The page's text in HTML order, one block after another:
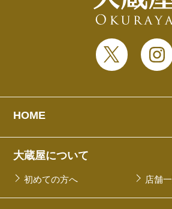
HOME
大蔵屋について
初めての方へ 店舗